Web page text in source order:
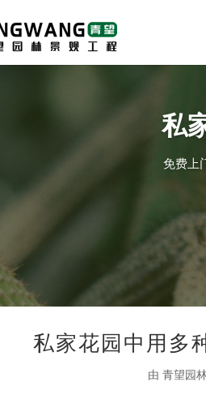
私
免费上
私家花园中用多
由 青望园